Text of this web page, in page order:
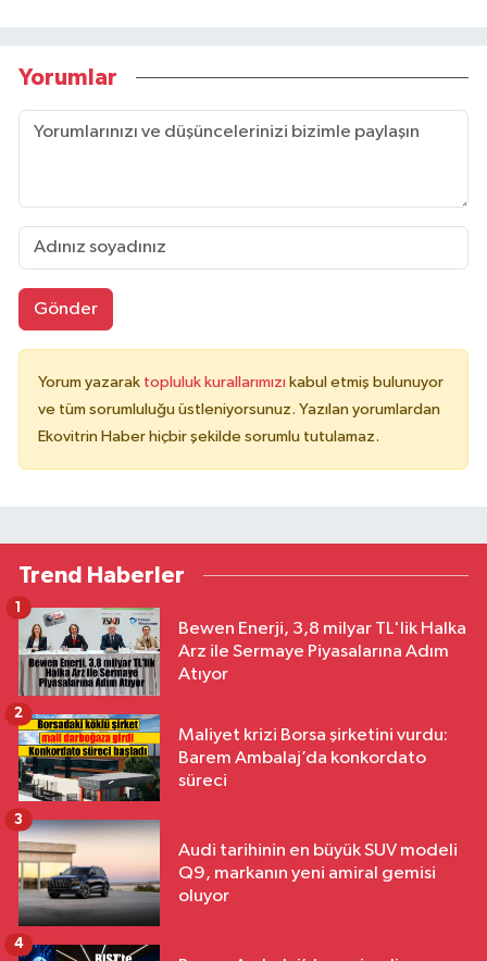
Yorumlar
Gönder
Yorum yazarak topluluk kurallarımızı kabul etmiş bulunuyor
ve tüm sorumluluğu üstleniyorsunuz. Yazılan yorumlardan
Ekovitrin Haber hiçbir şekilde sorumlu tutulamaz.
Trend Haberler
Bewen Enerji, 3,8 milyar TL'lik Halka
Arz ile Sermaye Piyasalarına Adım
Atıyor
1
Maliyet krizi Borsa şirketini vurdu:
Barem Ambalaj’da konkordato
süreci
2
Audi tarihinin en büyük SUV modeli
Q9, markanın yeni amiral gemisi
oluyor
3
4